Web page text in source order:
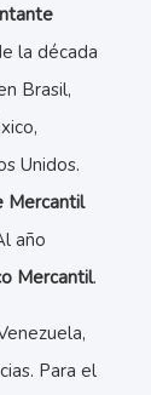
la década
Brasil,
Unidos.
Mercantil
año
Mercantil.
Para el